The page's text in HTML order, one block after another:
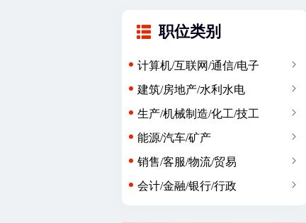
职位类别
计算机/互联网/通信/电子
建筑/房地产/水利水电
生产/机械制造/化工/技工
能源/汽车/矿产
销售/客服/物流/贸易
会计/金融/银行/行政